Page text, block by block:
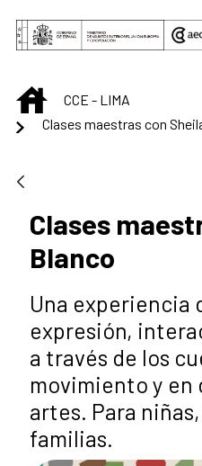
Saltar al contenido principal
INICIOCCE - LIMA
Clases maestras con
Clases
Blanco
Una experiencia
expresión,
a través de los
movimiento y en
artes. Para
familias.